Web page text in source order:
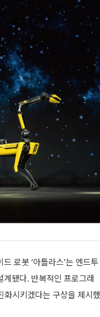
로봇 ‘아틀라스’는 엔드투
됐다. 반복적인 프로그래
화시키겠다는 구상을 제시했